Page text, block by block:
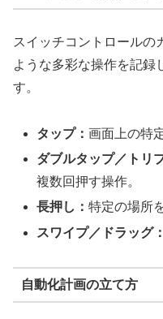
スイッチコントロールの
ような多彩な操作を記録
す。
タップ：画面上の特
ダブルタップ／トリ
複数回押す操作。
長押し：特定の場所
スワイプ／ドラッグ
自動化計画の立て方